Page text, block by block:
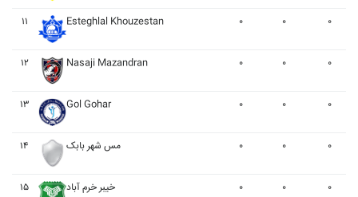
۱۱ Esteghlal Khouzestan ۰ ۰ ۰
۱۲ Nasaji Mazandran ۰ ۰ ۰
۱۳ Gol Gohar ۰ ۰ ۰
۱۴ مس شهر بابک ۰ ۰ ۰
۱۵ خيبر خرم آباد ۰ ۰ ۰